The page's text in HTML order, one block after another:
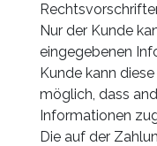
Nur der Kunde
eingegebenen
Kunde kann
möglich, dass
Informationen
Die auf der